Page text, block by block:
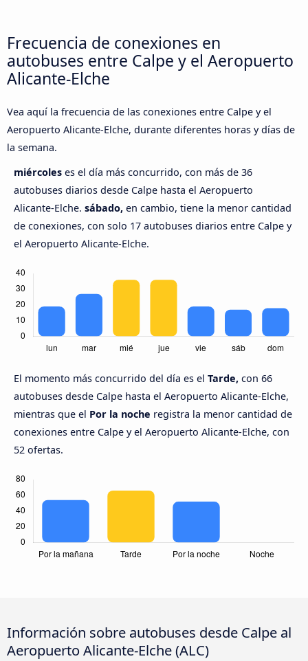
Frecuencia de conexiones en
autobuses entre Calpe y el Aeropuerto
Alicante-Elche
Vea aquí la frecuencia de las conexiones entre Calpe y el
Aeropuerto Alicante-Elche, durante diferentes horas y días de
la semana.
miércoles es el día más concurrido, con más de 36
autobuses diarios desde Calpe hasta el Aeropuerto
Alicante-Elche. sábado, en cambio, tiene la menor cantidad
de conexiones, con solo 17 autobuses diarios entre Calpe y
el Aeropuerto Alicante-Elche.
El momento más concurrido del día es el Tarde, con 66
autobuses desde Calpe hasta el Aeropuerto Alicante-Elche,
mientras que el Por la noche registra la menor cantidad de
conexiones entre Calpe y el Aeropuerto Alicante-Elche, con
52 ofertas.
Información sobre autobuses desde Calpe al
Aeropuerto Alicante-Elche (ALC)